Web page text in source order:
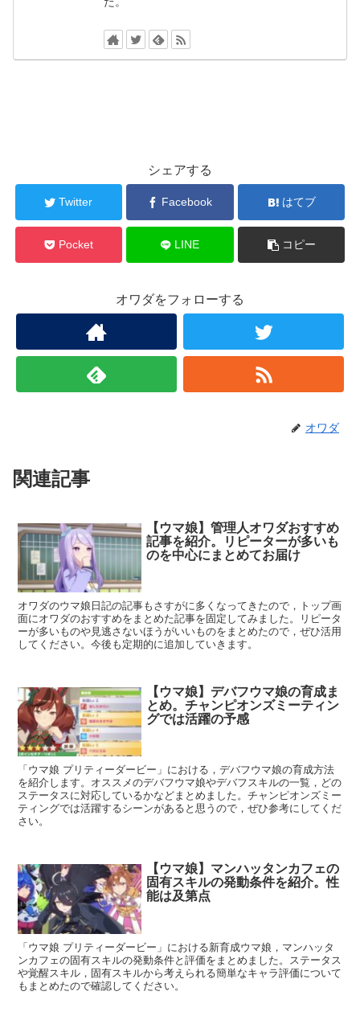
シェアする
Twitter Facebook はてブ
Pocket LINE コピー
オワダをフォローする
オワダ
関連記事
【ウマ娘】管理人オワダおすすめ
記事を紹介。リピーターが多いも
のを中心にまとめてお届け
オワダのウマ娘日記の記事もさすがに多くなってきたので，トップ画
面にオワダのおすすめをまとめた記事を固定してみました。リピータ
ーが多いものや見逃さないほうがいいものをまとめたので，ぜひ活用
してください。今後も定期的に追加していきます。
【ウマ娘】デバフウマ娘の育成ま
とめ。チャンピオンズミーティン
グでは活躍の予感
「ウマ娘 プリティーダービー」における，デバフウマ娘の育成方法
を紹介します。オススメのデバフウマ娘やデバフスキルの一覧，どの
ステータスに対応しているかなどまとめました。チャンピオンズミー
ティングでは活躍するシーンがあると思うので，ぜひ参考にしてくだ
さい。
【ウマ娘】マンハッタンカフェの
固有スキルの発動条件を紹介。性
能は及第点
「ウマ娘 プリティーダービー」における新育成ウマ娘，マンハッタ
ンカフェの固有スキルの発動条件と評価をまとめました。ステータス
や覚醒スキル，固有スキルから考えられる簡単なキャラ評価について
もまとめたので確認してください。